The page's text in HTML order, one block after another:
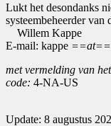
Lukt het desondanks
systeembeheerder van
Willem Kappe
E-mail: kappe ==at==
met vermelding van
code: 4-NA-US
Update: 8 augustus